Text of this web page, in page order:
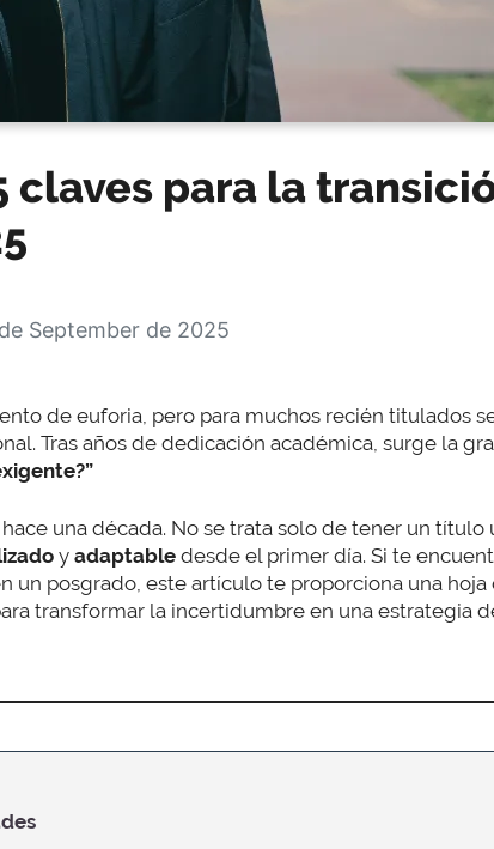
claves para la
September de 2025
de euforia, pero para muchos recién titulados
Tras años de dedicación académica, surge la
una década. No se trata solo de tener un título
y adaptable desde el primer día. Si te
un posgrado, este artículo te proporciona una hoja
transformar la incertidumbre en una estrategia